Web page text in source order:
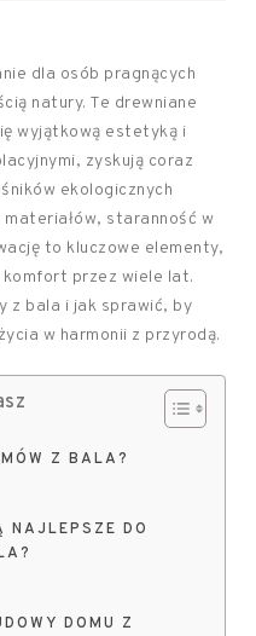
dla osób pragnących
natury. Te drewniane
wyjątkową estetyką i
zyskują coraz
ekologicznych
staranność w
to kluczowe elementy,
komfort przez wiele lat.
z bala i jak sprawić, by
w harmonii z przyrodą.
Z BALA?
NAJLEPSZE DO
DOMU Z